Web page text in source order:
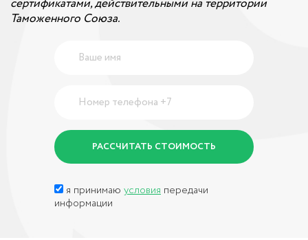
сертификатами, действительными на территории
Таможенного Союза.
я принимаю условия передачи
информации